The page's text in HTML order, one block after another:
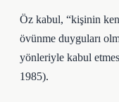
Öz kabul, “kişinin
övünme duyguları
yönleriyle kabul
1985).